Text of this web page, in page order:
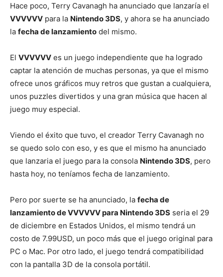
del
Mundo
Hace poco, Terry Cavanagh ha anunciado que lanzaría el
VVVVVV para la Nintendo 3DS, y ahora se ha anunciado
la fecha de lanzamiento del mismo.
El VVVVVV es un juego independiente que ha logrado
captar la atención de muchas personas, ya que el mismo
ofrece unos gráficos muy retros que gustan a cualquiera,
unos puzzles divertidos y una gran música que hacen al
juego muy especial.
Viendo el éxito que tuvo, el creador Terry Cavanagh no
se quedo solo con eso, y es que el mismo ha anunciado
que lanzaria el juego para la consola Nintendo 3DS, pero
hasta hoy, no teníamos fecha de lanzamiento.
Pero por suerte se ha anunciado, la fecha de
lanzamiento de VVVVVV para Nintendo 3DS seria el 29
de diciembre en Estados Unidos, el mismo tendrá un
costo de 7.99USD, un poco más que el juego original para
PC o Mac. Por otro lado, el juego tendrá compatibilidad
con la pantalla 3D de la consola portátil.